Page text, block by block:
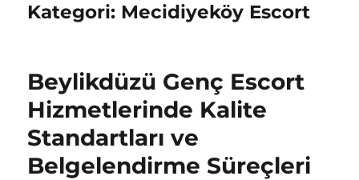
Kategori: Mecidiyeköy Escort
Beylikdüzü Genç Escort
Hizmetlerinde Kalite
Standartları ve
Belgelendirme Süreçleri